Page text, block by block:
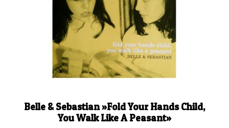
Belle & Sebastian ‎»Fold Your Hands Child,
You Walk Like A Peasant»